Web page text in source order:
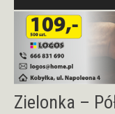
Zielonka –